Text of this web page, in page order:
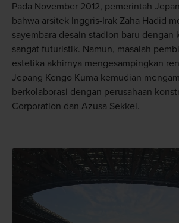
Pada November 2012, pemerintah
bahwa arsitek Inggris-Irak Zaha Hadid
sayembara desain stadion baru dengan
sangat futuristik. Namun, masalah
estetika akhirnya mengesampingkan
Jepang Kengo Kuma kemudian
berkolaborasi dengan perusahaan
Corporation dan Azusa Sekkei.